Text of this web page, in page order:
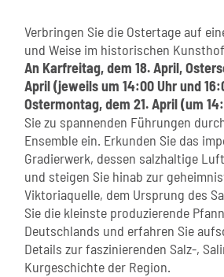
Verbringen Sie die Ostertage auf
und Weise im historischen
An Karfreitag, dem 18. April,
April (jeweils um 14:00 Uhr und
Ostermontag, dem 21. April (um
Sie zu spannenden Führungen
Ensemble ein. Erkunden Sie das
Gradierwerk, dessen salzhaltige
und steigen Sie hinab zur
Viktoriaquelle, dem Ursprung des
Sie die kleinste produzierende
Deutschlands und erfahren Sie
Details zur faszinierenden Salz-,
Kurgeschichte der Region.